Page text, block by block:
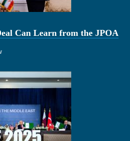
Can Learn from the JPOA